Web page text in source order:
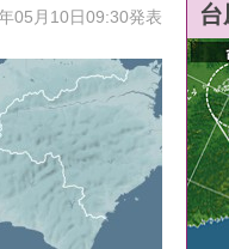
05月10日09:30発表